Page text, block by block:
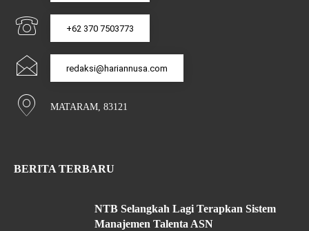
+62 370 7503773
redaksi@hariannusa.com
MATARAM, 83121
BERITA TERBARU
NTB Selangkah Lagi Terapkan Sistem
Manajemen Talenta ASN